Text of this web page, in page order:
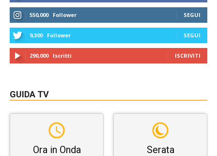
550,000 Follower SEGUI
9,300 Follower SEGUI
290,000 Iscritti ISCRIVITI
GUIDA TV
Ora in Onda Serata